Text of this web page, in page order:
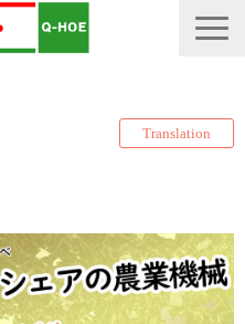
Translation
冊子 DL
書